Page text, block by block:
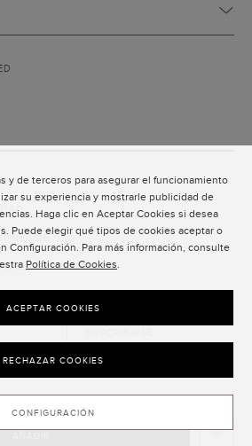
y de terceros para asegurar el funcionamiento
su experiencia y mostrarle publicidad de
Haga clic en Aceptar Cookies si desea
Puede elegir qué tipos de cookies aceptar o
Configuración. Para más información, consulte
Política de Cookies.
CONFIGURACIÓN
RECHAZAR COOKIES
ACEPTAR COOKIES
DE USO
DE VENTA